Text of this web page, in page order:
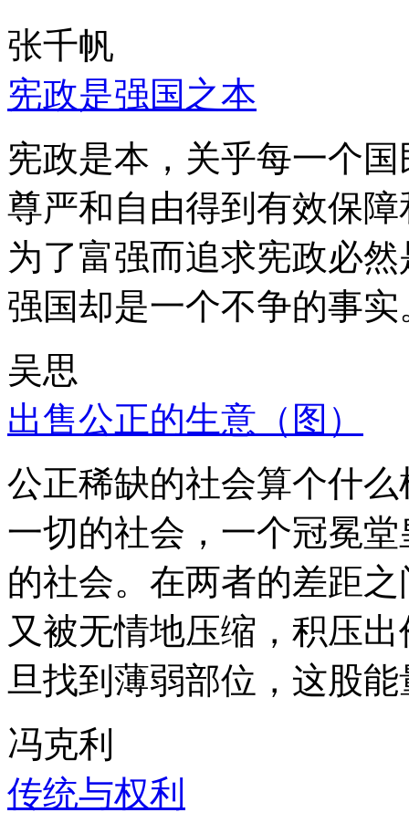
张千帆
宪政是强国之本
宪政是本，关乎每一个
尊严和自由得到有效保
为了富强而追求宪政必
强国却是一个不争的事实
吴思
出售公正的生意（图）
公正稀缺的社会算个什
一切的社会，一个冠冕
的社会。在两者的差距
又被无情地压缩，积压
旦找到薄弱部位，这股
冯克利
传统与权利